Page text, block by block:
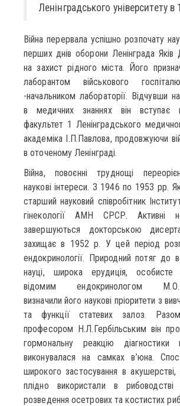
Ленінградського університету в
Війна перервала успішно розпочату
перших днів оборони Ленінграда Яків
на захист рідного міста. Його
лаборантом військового
-начальником лабораторії. Відчувши
в медичних знаннях він вступає
факультет 1 Ленінградського
академіка І.П.Павлова, продовжуючи
в оточеному Ленінграді.
Війна, повоєнні труднощі
наукові інтереси. З 1946 по 1953 рр.
старший науковий співробітник
гінекології АМН СРСР. Активні
завершуються докторською
захищає в 1952 р. У цей період
ендокринології. Природний потяг до
науці, широка ерудиція,
відомим ендокринологом
визначили його наукові пріоритети з
та функції статевих залоз.
професором Н.Л.Гербільським він
гормональну реакцію діагностики
виконувалася на самках в’юна.
широкого застосування в
плідно використали в
розведення осетрових та костистих